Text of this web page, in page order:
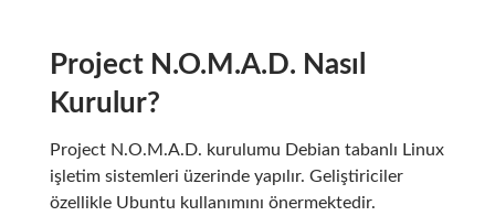
Project N.O.M.A.D. Nasıl
Kurulur?
Project N.O.M.A.D. kurulumu Debian tabanlı Linux
işletim sistemleri üzerinde yapılır. Geliştiriciler
özellikle Ubuntu kullanımını önermektedir.